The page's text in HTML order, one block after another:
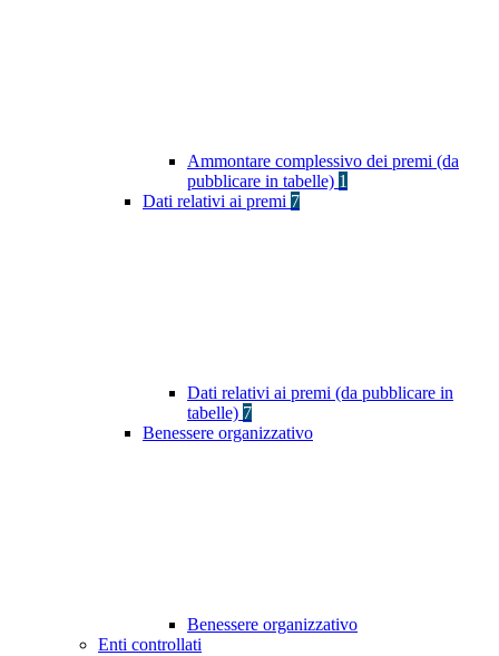
Ammontare complessivo dei premi (da
pubblicare in tabelle) 1
Dati relativi ai premi 7
Dati relativi ai premi (da pubblicare in
tabelle) 7
Benessere organizzativo
Benessere organizzativo
Enti controllati